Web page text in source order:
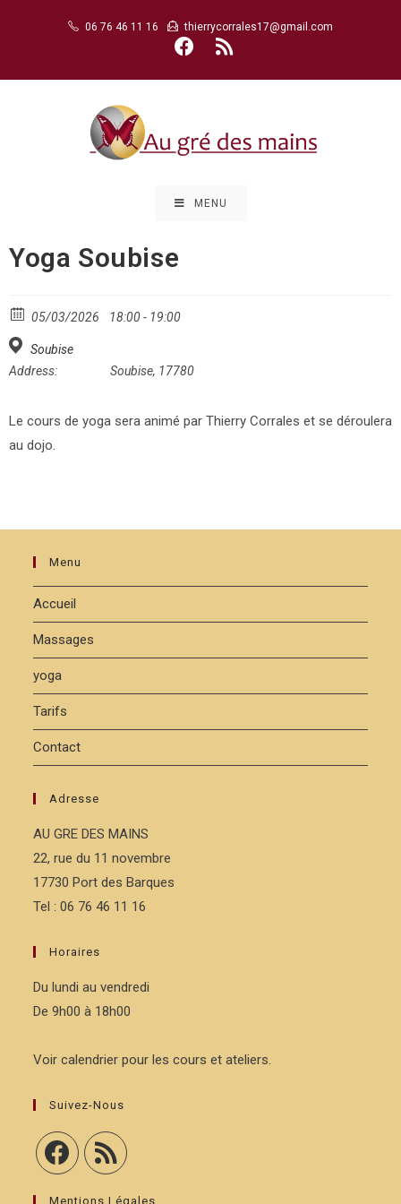
06 76 46 11 16 thierrycorrales17@gmail.com
MENU
Yoga Soubise
05/03/2026 18:00 - 19:00
Soubise
Address:
Soubise, 17780
Le cours de yoga sera animé par Thierry Corrales et se déroulera
au dojo.
Menu
Accueil
Massages
yoga
Tarifs
Contact
Adresse
AU GRE DES MAINS
22, rue du 11 novembre
17730 Port des Barques
Tel : 06 76 46 11 16
Horaires
Du lundi au vendredi
De 9h00 à 18h00
Voir calendrier pour les cours et ateliers.
Suivez-Nous
Mentions Légales